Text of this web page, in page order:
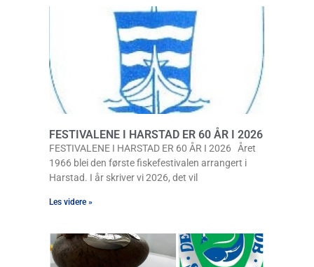
FESTIVALENE I HARSTAD ER 60 ÅR I 2026
FESTIVALENE I HARSTAD ER 60 ÅR I 2026 Året
1966 blei den første fiskefestivalen arrangert i
Harstad. I år skriver vi 2026, det vil
Les videre »